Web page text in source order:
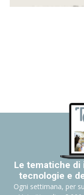
Le tematiche
tecnologie e
Ogni settimana, per